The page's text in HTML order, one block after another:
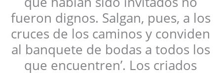
fueron dignos. Salgan, pues, a los
cruces de los caminos y conviden
al banquete de bodas a todos los
que encuentren’. Los criados